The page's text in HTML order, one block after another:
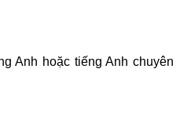
Anh hoặc tiếng Anh chuyên